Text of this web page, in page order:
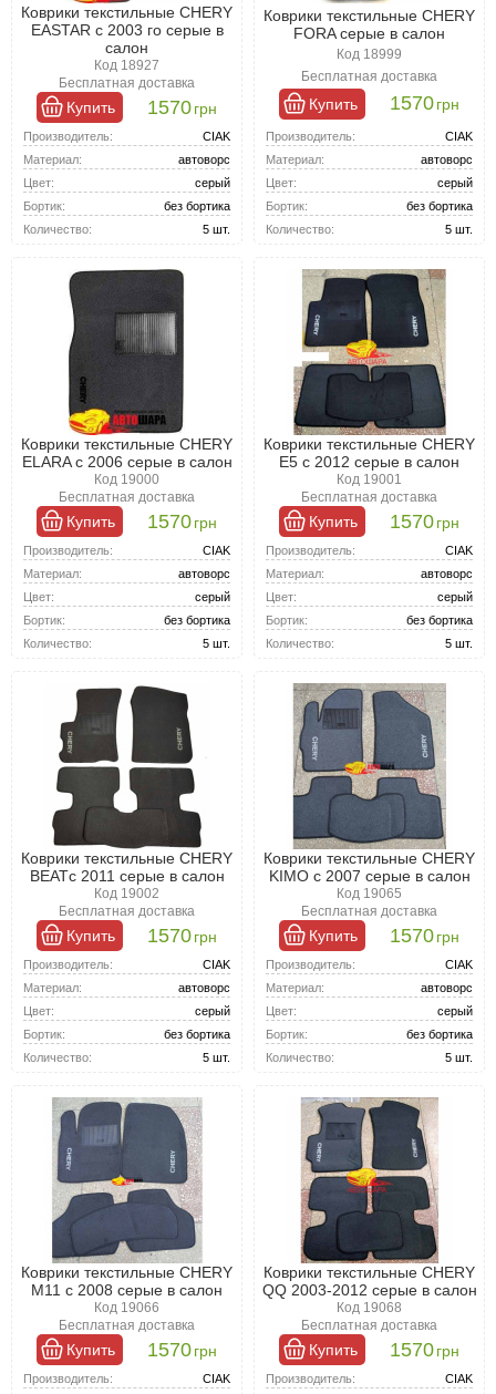
Коврики текстильные CHERY
EASTAR с 2003 го серые в
салон
Код 18927
Бесплатная доставка
Купить 1570грн
Производитель:
CIAK
Материал:
автоворс
Цвет:
серый
Бортик:
без бортика
Количество:
5 шт.
Коврики текстильные CHERY
FORA серые в салон
Код 18999
Бесплатная доставка
Купить 1570грн
Производитель:
CIAK
Материал:
автоворс
Цвет:
серый
Бортик:
без бортика
Количество:
5 шт.
Коврики текстильные CHERY
ELARA с 2006 серые в салон
Код 19000
Бесплатная доставка
Купить 1570грн
Производитель:
CIAK
Материал:
автоворс
Цвет:
серый
Бортик:
без бортика
Количество:
5 шт.
Коврики текстильные CHERY
E5 с 2012 серые в салон
Код 19001
Бесплатная доставка
Купить 1570грн
Производитель:
CIAK
Материал:
автоворс
Цвет:
серый
Бортик:
без бортика
Количество:
5 шт.
Коврики текстильные CHERY
BEATс 2011 серые в салон
Код 19002
Бесплатная доставка
Купить 1570грн
Производитель:
CIAK
Материал:
автоворс
Цвет:
серый
Бортик:
без бортика
Количество:
5 шт.
Коврики текстильные CHERY
KIMO с 2007 серые в салон
Код 19065
Бесплатная доставка
Купить 1570грн
Производитель:
CIAK
Материал:
автоворс
Цвет:
серый
Бортик:
без бортика
Количество:
5 шт.
Коврики текстильные CHERY
M11 с 2008 серые в салон
Код 19066
Бесплатная доставка
Купить 1570грн
Производитель:
CIAK
Коврики текстильные CHERY
QQ 2003-2012 серые в салон
Код 19068
Бесплатная доставка
Купить 1570грн
Производитель:
CIAK